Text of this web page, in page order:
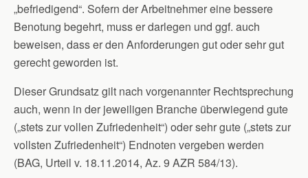
„befriedigend“. Sofern der Arbeitnehmer eine bessere
Benotung begehrt, muss er darlegen und ggf. auch
beweisen, dass er den Anforderungen gut oder sehr gut
gerecht geworden ist.
Dieser Grundsatz gilt nach vorgenannter Rechtsprechung
auch, wenn in der jeweiligen Branche überwiegend gute
(„stets zur vollen Zufriedenheit“) oder sehr gute („stets zur
vollsten Zufriedenheit“) Endnoten vergeben werden
(BAG, Urteil v. 18.11.2014, Az. 9 AZR 584/13).